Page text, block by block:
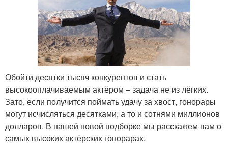
Обойти десятки тысяч конкурентов и стать
высокооплачиваемым актёром – задача не из лёгких.
Зато, если получится поймать удачу за хвост, гонорары
могут исчисляться десятками, а то и сотнями миллионов
долларов. В нашей новой подборке мы расскажем вам о
самых высоких актёрских гонорарах.